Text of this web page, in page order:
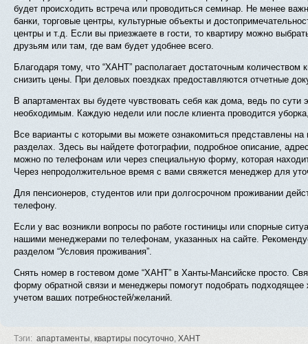
будет происходить встреча или проводиться семинар. Не менее
банки, торговые центры, культурные объекты и
центры и т.д. Если вы приезжаете в гости, то квартиру можно
друзьям или там, где вам будет удобнее всего.
Благодаря тому, что “ХАНТ” располагает достаточным количеством
снизить цены. При деловых поездках предоставляются отчетные
В апартаментах вы будете чувствовать себя как дома, ведь по
необходимым. Каждую недели или после клиента проводится
Все варианты с которыми вы можете ознакомиться представлены
разделах. Здесь вы найдете фотографии, подробное описание,
можно по телефонам или через специальную форму, которая
Через непродолжительное время с вами свяжется менеджер для
Для пенсионеров, студентов или при долгосрочном проживании
телефону.
Если у вас возникли вопросы по работе гостиницы или спорные
нашими менеджерами по телефонам, указанных на сайте.
разделом “Условия проживания”.
Снять номер в гостевом доме “ХАНТ” в Ханты-Мансийске просто.
форму обратной связи и менеджеры помогут подобрать подходящее
учетом ваших потребностей/желаний.
Тэги: апартаменты, квартиры посуточно, ХАНТ